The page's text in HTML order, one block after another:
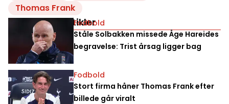
Thomas Frank
Relaterede artikler
Fodbold
Ståle Solbakken missede Åge Hareides
begravelse: Trist årsag ligger bag
Fodbold
Stort firma håner Thomas Frank efter
billede går viralt